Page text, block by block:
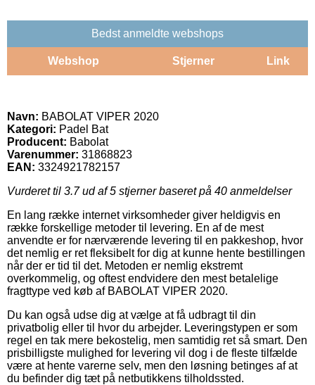
Bedst anmeldte webshops
Webshop Stjerner Link
Navn: BABOLAT VIPER 2020
Kategori: Padel Bat
Producent: Babolat
Varenummer: 31868823
EAN: 3324921782157
Vurderet til 3.7ud af 5 stjerner baseret på 40 anmeldelser
En lang række internet virksomheder giver heldigvis en
række forskellige metoder til levering. En af de mest
anvendte er for nærværende levering til en pakkeshop, hvor
det nemlig er ret fleksibelt for dig at kunne hente bestillingen
når der er tid til det. Metoden er nemlig ekstremt
overkommelig, og oftest endvidere den mest betalelige
fragttype ved køb af BABOLAT VIPER 2020.
Du kan også udse dig at vælge at få udbragt til din
privatbolig eller til hvor du arbejder. Leveringstypen er som
regel en tak mere bekostelig, men samtidig ret så smart. Den
prisbilligste mulighed for levering vil dog i de fleste tilfælde
være at hente varerne selv, men den løsning betinges af at
du befinder dig tæt på netbutikkens tilholdssted.